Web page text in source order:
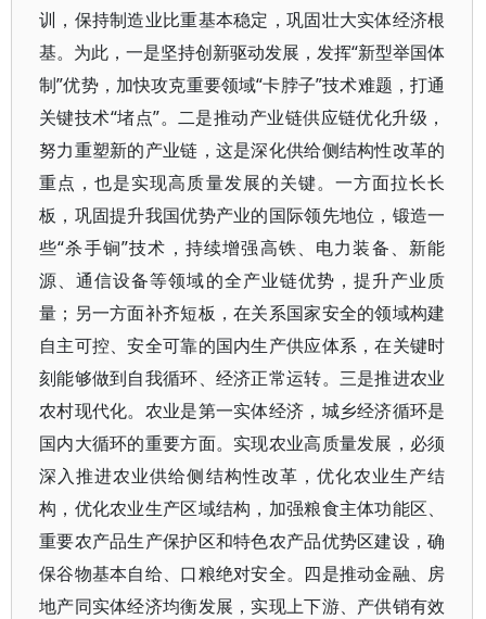
训，保持制造业比重基本稳定，巩固壮大实体经济根
基。为此，一是坚持创新驱动发展，发挥“新型举国体
制”优势，加快攻克重要领域“卡脖子”技术难题，打通
关键技术“堵点”。二是推动产业链供应链优化升级，
努力重塑新的产业链，这是深化供给侧结构性改革的
重点，也是实现高质量发展的关键。一方面拉长长
板，巩固提升我国优势产业的国际领先地位，锻造一
些“杀手锏”技术，持续增强高铁、电力装备、新能
源、通信设备等领域的全产业链优势，提升产业质
量；另一方面补齐短板，在关系国家安全的领域构建
自主可控、安全可靠的国内生产供应体系，在关键时
刻能够做到自我循环、经济正常运转。三是推进农业
农村现代化。农业是第一实体经济，城乡经济循环是
国内大循环的重要方面。实现农业高质量发展，必须
深入推进农业供给侧结构性改革，优化农业生产结
构，优化农业生产区域结构，加强粮食主体功能区、
重要农产品生产保护区和特色农产品优势区建设，确
保谷物基本自给、口粮绝对安全。四是推动金融、房
地产同实体经济均衡发展，实现上下游、产供销有效